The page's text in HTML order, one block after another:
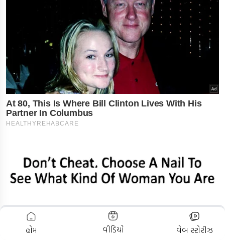
ADVERTISEMENT
હોમ વીડિયો વેબ સ્ટોરીઝ